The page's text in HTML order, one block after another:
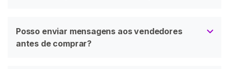
Posso enviar mensagens aos vendedores
antes de comprar?